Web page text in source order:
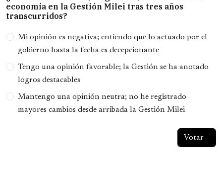
economía en la Gestión Milei tras tres años
transcurridos?
Opciones
Mi opinión es negativa; entiendo que lo actuado por el
gobierno hasta la fecha es decepcionante
Tengo una opinión favorable; la Gestión se ha anotado
logros destacables
Mantengo una opinión neutra; no he registrado
mayores cambios desde arribada la Gestión Milei